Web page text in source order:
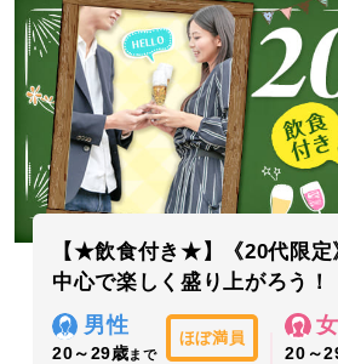
【★飲食付き★】《20代限定
中心で楽しく盛り上がろう！
男性
20～29歳まで
ほぼ満員
20～